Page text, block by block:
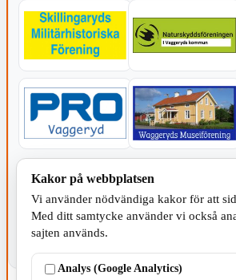
Kakor på webbplatsen
Vi använder nödvändiga kakor för att
Med ditt samtycke använder vi också
sajten används.
Analys (Google Analytics)